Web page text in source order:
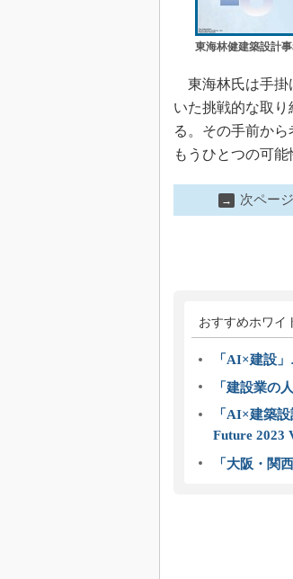
東海林健建築設計
東海林氏は手掛
いた挑戦的な取
る。その手前か
もうひとつの可
→ 次ページ
おすすめホワイ
「AI×建設
「建設業の
「AI×建築
Future 2023
「大阪・関